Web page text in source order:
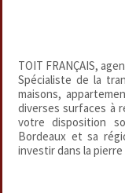
TOIT FRANÇAIS,
Spécialiste de la
maisons,
diverses surfaces à
votre disposition
Bordeaux et sa
investir dans la pierre